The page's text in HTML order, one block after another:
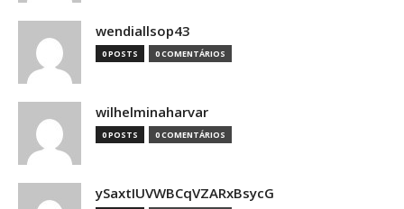
wendiallsop43
0 POSTS 0 COMENTÁRIOS
wilhelminaharvar
0 POSTS 0 COMENTÁRIOS
ySaxtIUVWBCqVZARxBsycG